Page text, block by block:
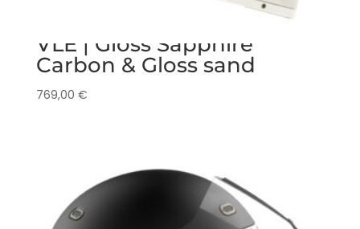
VLE | Gloss Sapphire
Carbon & Gloss sand
769,00 €